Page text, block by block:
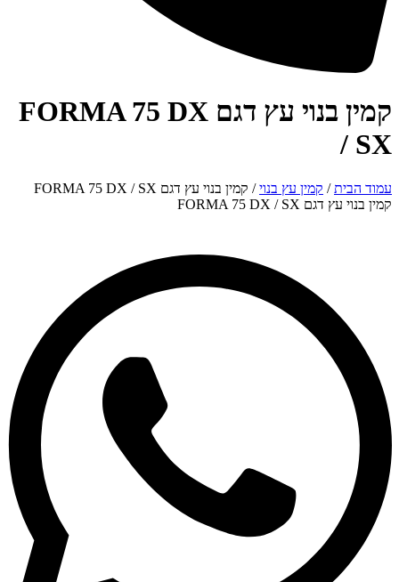
קמין בנוי עץ דגם FORMA 75 DX
/ SX
עמוד הבית/ קמין עץ בנוי/ קמין בנוי עץ דגם FORMA 75 DX / SX
קמין בנוי עץ דגם FORMA 75 DX / SX